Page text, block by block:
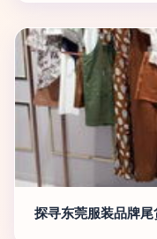
探寻东莞服装品牌